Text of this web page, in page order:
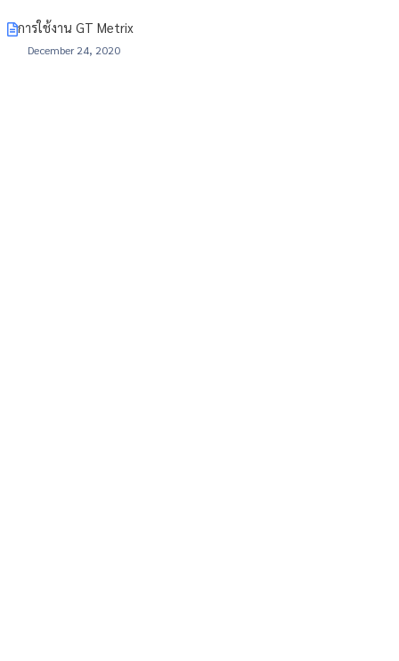
การใช้งาน GT Metrix
December 24, 2020